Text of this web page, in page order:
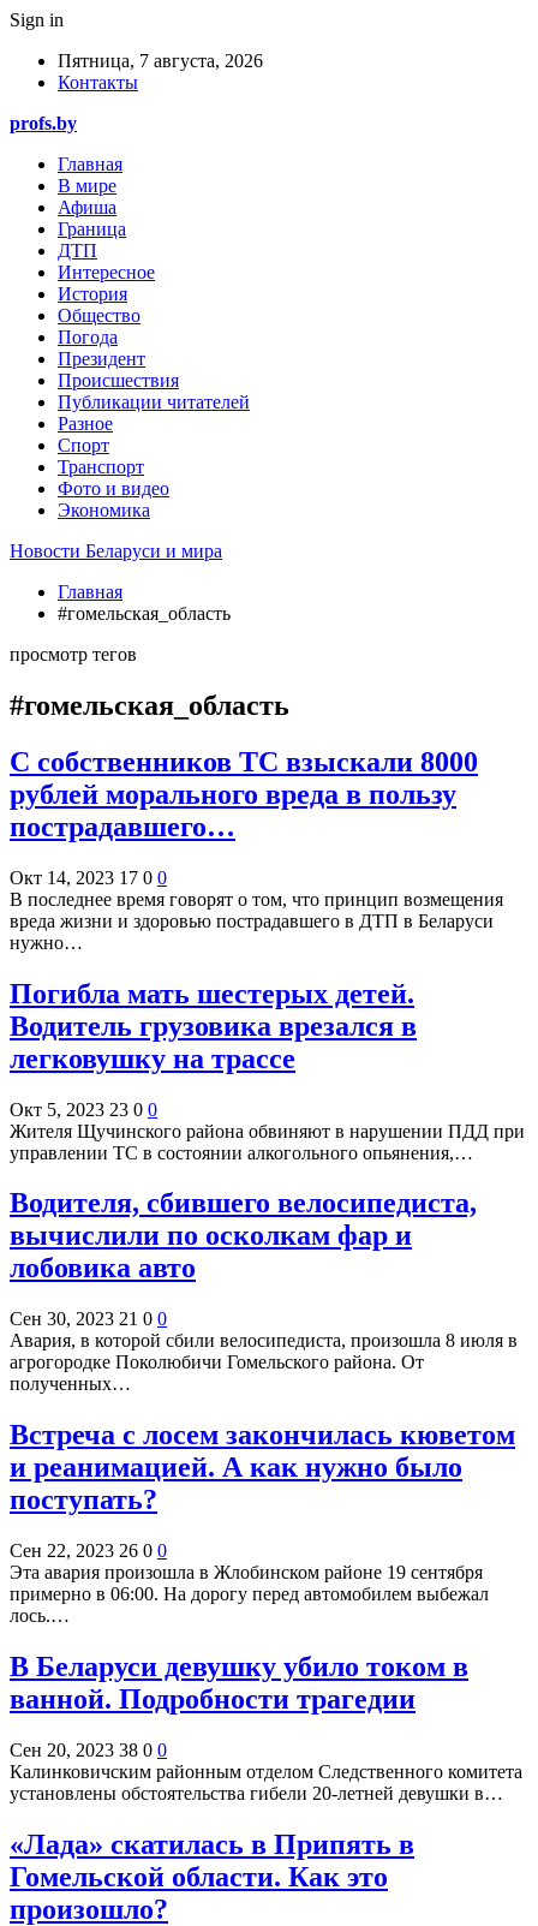
Sign in
Пятница, 7 августа, 2026
Контакты
profs.by
Главная
В мире
Афиша
Граница
ДТП
Интересное
История
Общество
Погода
Президент
Происшествия
Публикации читателей
Разное
Спорт
Транспорт
Фото и видео
Экономика
Новости Беларуси и мира
Главная
#гомельская_область
просмотр тегов
#гомельская_область
С собственников ТС взыскали 8000
рублей морального вреда в пользу
пострадавшего…
Окт 14, 2023 17 0 0
В последнее время говорят о том, что принцип возмещения
вреда жизни и здоровью пострадавшего в ДТП в Беларуси
нужно…
Погибла мать шестерых детей.
Водитель грузовика врезался в
легковушку на трассе
Окт 5, 2023 23 0 0
Жителя Щучинского района обвиняют в нарушении ПДД при
управлении ТС в состоянии алкогольного опьянения,…
Водителя, сбившего велосипедиста,
вычислили по осколкам фар и
лобовика авто
Сен 30, 2023 21 0 0
Авария, в которой сбили велосипедиста, произошла 8 июля в
агрогородке Поколюбичи Гомельского района. От
полученных…
Встреча с лосем закончилась кюветом
и реанимацией. А как нужно было
поступать?
Сен 22, 2023 26 0 0
Эта авария произошла в Жлобинском районе 19 сентября
примерно в 06:00. На дорогу перед автомобилем выбежал
лось.…
В Беларуси девушку убило током в
ванной. Подробности трагедии
Сен 20, 2023 38 0 0
Калинковичским районным отделом Следственного комитета
установлены обстоятельства гибели 20-летней девушки в…
«Лада» скатилась в Припять в
Гомельской области. Как это
произошло?